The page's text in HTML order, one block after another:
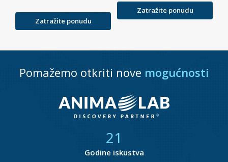
Zatražite ponudu
Zatražite ponudu
Pomažemo otkriti nove mogućnosti
21
Godine iskustva